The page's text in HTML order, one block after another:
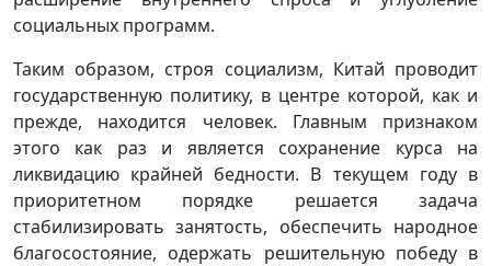
социальных программ.
Таким образом, строя социализм, Китай проводит
государственную политику, в центре которой, как и
прежде, находится человек. Главным признаком
этого как раз и является сохранение курса на
ликвидацию крайней бедности. В текущем году в
приоритетном порядке решается задача
стабилизировать занятость, обеспечить народное
благосостояние, одержать решительную победу в